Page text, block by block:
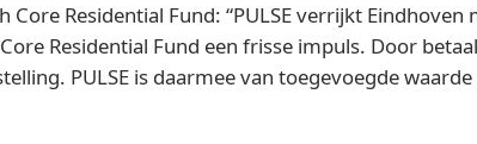
Core Residential Fund: “PULSE verrijkt
Residential Fund een frisse impuls. Door
PULSE is daarmee van toegevoegde